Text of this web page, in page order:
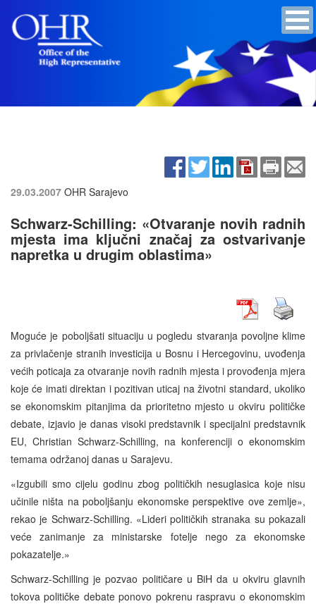
29.03.2007 OHR Sarajevo
Schwarz-Schilling: «Otvaranje novih radnih
mjesta ima ključni značaj za ostvarivanje
napretka u drugim oblastima»
Moguće je poboljšati situaciju u pogledu stvaranja povoljne klime
za privlačenje stranih investicija u Bosnu i Hercegovinu, uvođenja
većih poticaja za otvaranje novih radnih mjesta i provođenja mjera
koje će imati direktan i pozitivan uticaj na životni standard, ukoliko
se ekonomskim pitanjima da prioritetno mjesto u okviru političke
debate, izjavio je danas visoki predstavnik i specijalni predstavnik
EU, Christian Schwarz-Schilling, na konferenciji o ekonomskim
temama održanoj danas u Sarajevu.
«Izgubili smo cijelu godinu zbog političkih nesuglasica koje nisu
učinile ništa na poboljšanju ekonomske perspektive ove zemlje»,
rekao je Schwarz-Schilling. «Lideri političkih stranaka su pokazali
veće zanimanje za ministarske fotelje nego za ekonomske
pokazatelje.»
Schwarz-Schilling je pozvao političare u BiH da u okviru glavnih
tokova političke debate ponovo pokrenu raspravu o ekonomskim